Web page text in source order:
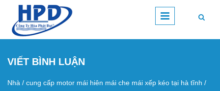
Nhảy đến nội dung
VIẾT BÌNH LUẬN
Nhà / cung cấp motor mái hiên mái che mái xếp kéo tại hà tĩnh /